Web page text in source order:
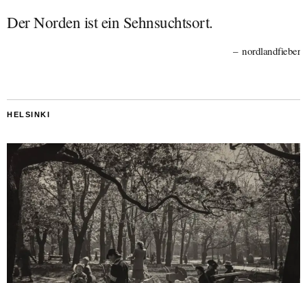
Der Norden ist ein Sehnsuchtsort.
nordlandfieber
HELSINKI